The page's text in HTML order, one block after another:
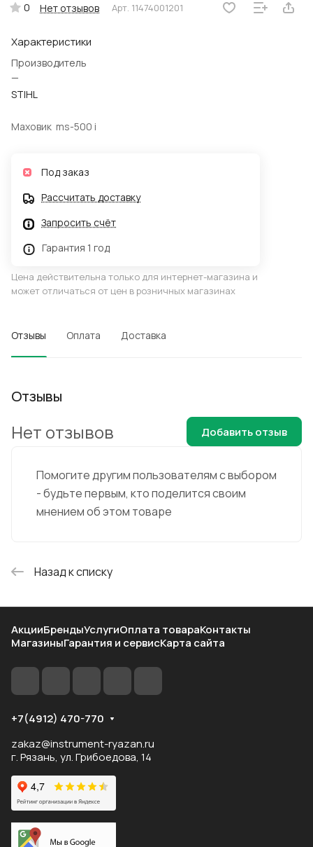
0 Нет отзывов Арт. 11474001201
Характеристики
Производитель
—
STIHL
Маховик ms-500 i
Под заказ
Рассчитать доставку
Запросить счёт
Гарантия 1 год
Цена действительна только для интернет-магазина и
может отличаться от цен в розничных магазинах
Отзывы Оплата Доставка
Отзывы
Помогите другим пользователям с выбором
- будьте первым, кто поделится своим
мнением об этом товаре
Нет отзывов Добавить отзыв
Назад к списку
АкцииБрендыУслугиОплата товараКонтакты
МагазиныГарантия и сервисКарта сайта
+7(4912) 470-770
zakaz@instrument-ryazan.ru
г. Рязань, ул. Грибоедова, 14